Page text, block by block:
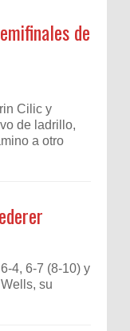
de
Cilic y
de ladrillo,
a otro
4, 6-7 (8-10) y
su